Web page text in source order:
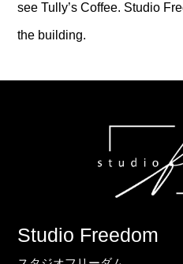
see Tully’s Coffee. Studio
the building.
Studio Freedom